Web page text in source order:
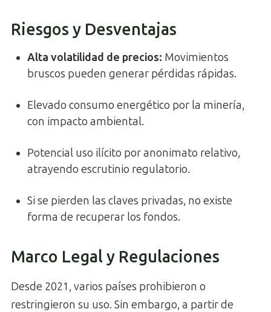
Riesgos y Desventajas
Alta volatilidad de precios: Movimientos
bruscos pueden generar pérdidas rápidas.
Elevado consumo energético por la minería,
con impacto ambiental.
Potencial uso ilícito por anonimato relativo,
atrayendo escrutinio regulatorio.
Si se pierden las claves privadas, no existe
forma de recuperar los fondos.
Marco Legal y Regulaciones
Desde 2021, varios países prohibieron o
restringieron su uso. Sin embargo, a partir de